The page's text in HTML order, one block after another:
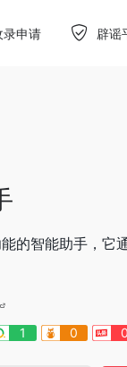
录申请 辟谣
的智能助手，它
1 0 0